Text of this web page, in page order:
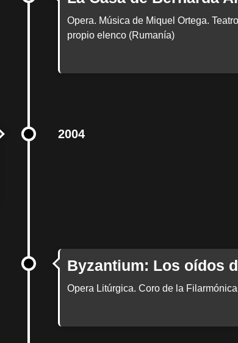
Opera. Música de Miquel Ortega.
propio elenco (Rumanía)
2004
Byzantium: Los oídos
Opera Litúrgica. Coro de la